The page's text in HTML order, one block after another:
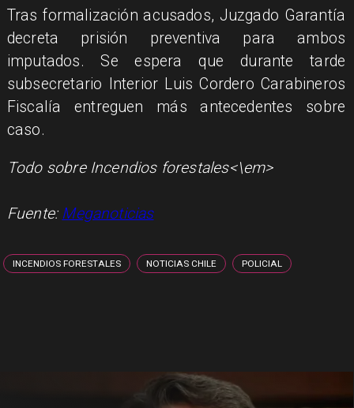
Tras formalización acusados, Juzgado Garantía
decreta prisión preventiva para ambos
imputados. Se espera que durante tarde
subsecretario Interior Luis Cordero Carabineros
Fiscalía entreguen más antecedentes sobre
caso.
Todo sobre Incendios forestales<\em>
Fuente:Meganoticias
INCENDIOS FORESTALES NOTICIAS CHILE POLICIAL